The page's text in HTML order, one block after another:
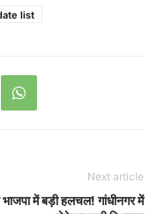
list
Next article
में बड़ी हलचल! गांधीनगर में